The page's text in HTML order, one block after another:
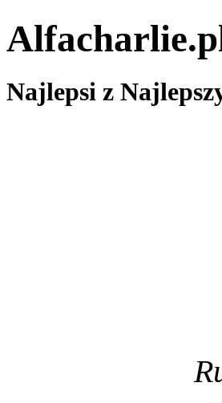
Najlepsi z